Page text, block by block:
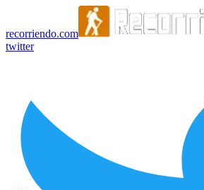
recorriendo.com
twitter